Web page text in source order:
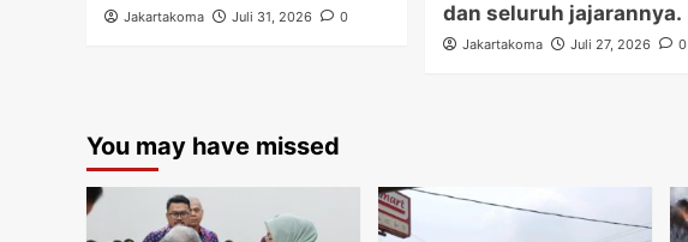
Jakartakoma Juli 31, 2026 0
dan seluruh jajarannya.
Jakartakoma Juli 27, 2026 0
You may have missed